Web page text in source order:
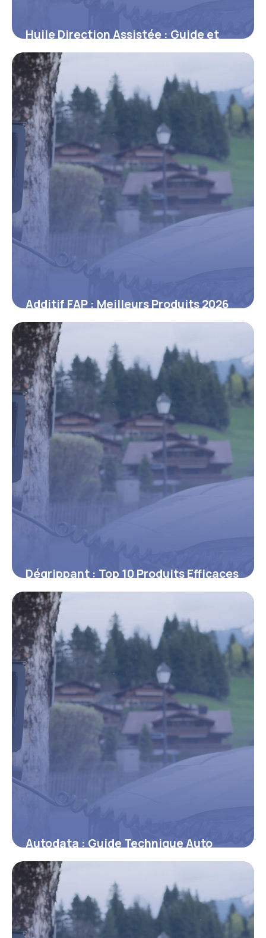
Huile Direction Assistée : Guide et
Prix 2026
13 juin 2026
Additif FAP : Meilleurs Produits 2026
12 juin 2026
Dégrippant : Top 10 Produits Efficaces
2026
10 juin 2026
Autodata : Guide Technique Auto
Complet
9 juin 2026